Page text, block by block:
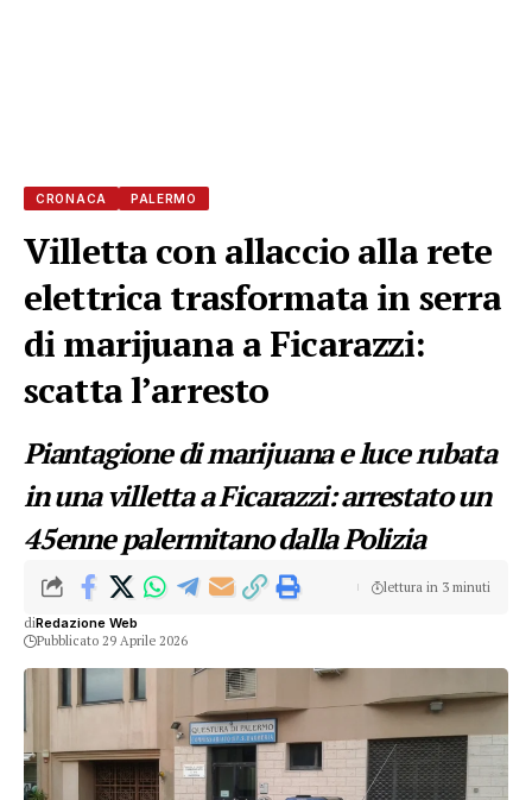
CRONACA PALERMO
Villetta con allaccio alla rete
elettrica trasformata in serra
di marijuana a Ficarazzi:
scatta l’arresto
Piantagione di marijuana e luce rubata
in una villetta a Ficarazzi: arrestato un
45enne palermitano dalla Polizia
diRedazione Web
Pubblicato 29 Aprile 2026
lettura in 3 minuti